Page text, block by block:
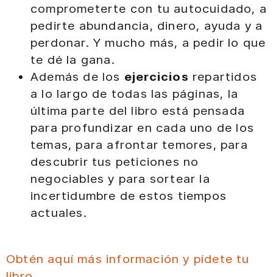
comprometerte con tu autocuidado, a
pedirte abundancia, dinero, ayuda y a
perdonar. Y mucho más, a pedir lo que
te dé la gana.
Además de los ejercicios repartidos
a lo largo de todas las páginas, la
última parte del libro está pensada
para profundizar en cada uno de los
temas, para afrontar temores, para
descubrir tus peticiones no
negociables y para sortear la
incertidumbre de estos tiempos
actuales.
Obtén aquí más información y pídete tu